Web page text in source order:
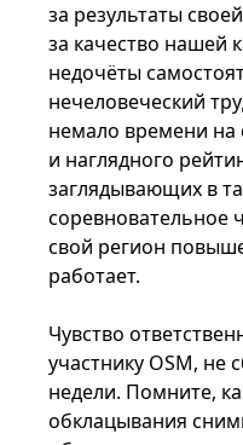
за результаты
за качество нашей
недочёты
нечеловеческий
немало времени на
и наглядного
заглядывающих в
соревновательное
свой регион
работает.
Чувство
участнику OSM, не
недели. Помните,
обклацывания